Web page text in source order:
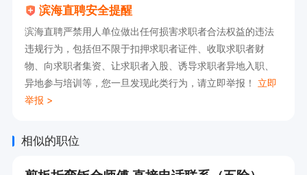
滨海直聘安全提醒
滨海直聘严禁用人单位做出任何损害求职者合法权益的违法
违规行为，包括但不限于扣押求职者证件、收取求职者财
物、向求职者集资、让求职者入股、诱导求职者异地入职、
异地参与培训等，您一旦发现此类行为，请立即举报！ 立即
举报 >
相似的职位